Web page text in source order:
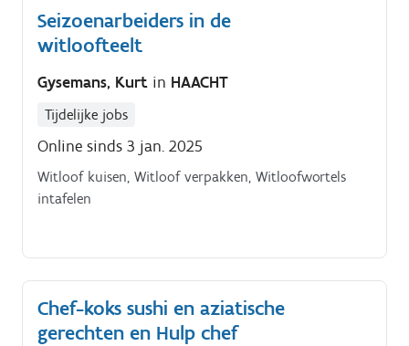
Seizoenarbeiders in de
witloofteelt
Gysemans, Kurt in HAACHT
Tijdelijke jobs
Online sinds 3 jan. 2025
Witloof kuisen, Witloof verpakken, Witloofwortels
intafelen
Chef-koks sushi en aziatische
gerechten en Hulp chef